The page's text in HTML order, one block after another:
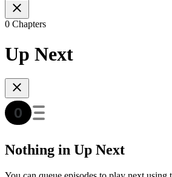
0 Chapters
Up Next
Nothing in Up Next